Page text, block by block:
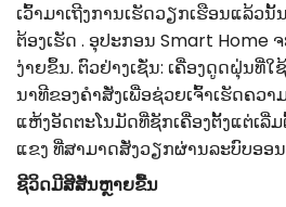
ເວົ້າມາເຖີງການເຮັດວຽກເຮືອນແລ້ວ
ຕ້ອງເຮັດ . ອຸປະກອນ Smart Home
ງ່າຍຂຶ້ນ. ຕົວຢ່າງເຊັ່ນ: ເຄື່ອງດູດຝຸ່ນທີ່
ນາທີຂອງຄຳສັ່ງເພື່ອຊ່ວຍເຈົ້າເຮັດຄວ
ແຫ້ງອັດຕະໂນມັດທີ່ຊັກເຄື່ອງຕັ້ງແຕ່ເລີ່
ແຂງ ທີ່ສາມາດສັ່ງວຽກຜ່ານລະບົບອອ
ຊີວິດມີສີສັນຫຼາຍຂື້ນ